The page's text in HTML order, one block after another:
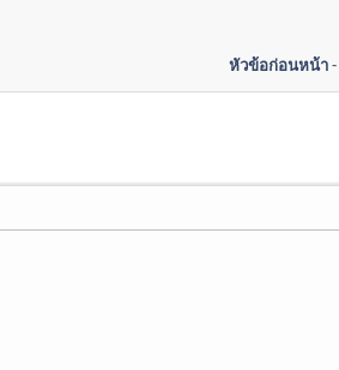
หัวข้อก่อนหน้า-